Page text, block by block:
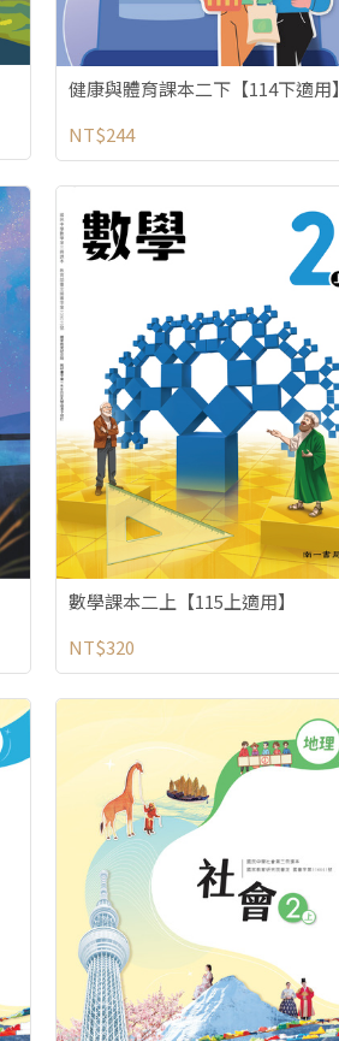
健康與體育課本二下【114下適用】
NT$244
數學課本二上【115上適用】
NT$320